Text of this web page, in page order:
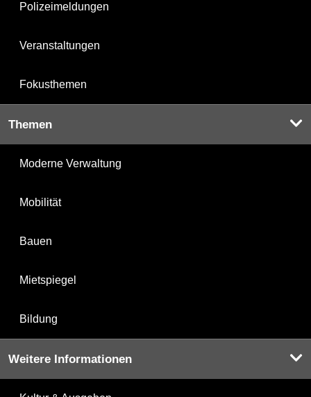
Polizeimeldungen
Veranstaltungen
Fokusthemen
Themen
Moderne Verwaltung
Mobilität
Bauen
Mietspiegel
Bildung
Weitere Informationen